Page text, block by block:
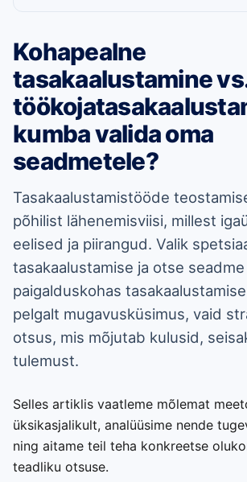
Kohapealne
tasakaalustamine
kumba valida oma
seadmetele?
Tasakaalustamistööde
põhilist lähenemisviisi, millest
eelised ja piirangud. Valik
tasakaalustamise ja otse seadme
paigalduskohas
pelgalt mugavusküsimus, vaid
otsus, mis mõjutab kulusid,
tulemust.
Selles artiklis vaatleme mõlemat
üksikasjalikult, analüüsime nende
ning aitame teil teha konkreetse
teadliku otsuse.